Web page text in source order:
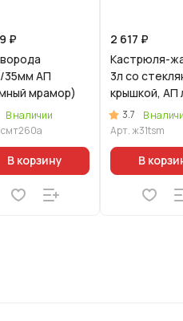
₽
35мм АП
мрамор)
В наличии
смт260а
В корзину
2 617 ₽
Кастрюля-
3л со
крышкой, АП
"Тренд"
3.7
В
Арт.ж31tsm
В